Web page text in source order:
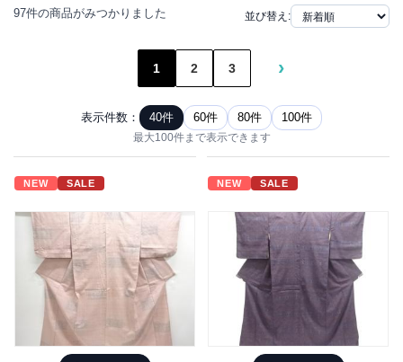
97件の商品がみつかりました 並び替え:
1 2 3 ›
表示件数： 40件 60件 80件 100件
最大100件まで表示できます
NEW SALE NEW SALE